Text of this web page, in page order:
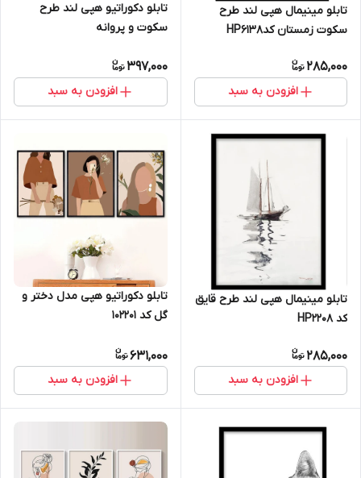
تابلو مینیمال هپی لند طرح
سکوت زمستان کدHP6138
285,000
افزودن به سبد
تابلو دکوراتیو هپی لند طرح
سکوت و پروانه
397,000
افزودن به سبد
تابلو مینیمال هپی لند طرح قایق
کد HP2208
285,000
افزودن به سبد
تابلو دکوراتیو هپی مدل دختر و
گل کد 102201
631,000
افزودن به سبد